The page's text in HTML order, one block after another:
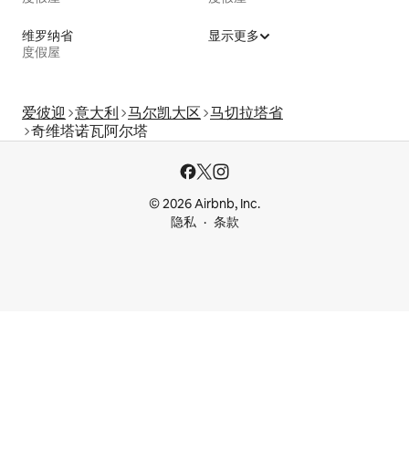
维罗纳省
度假屋
显示更多
爱彼迎 意大利 马尔凯大区 马切拉塔省
奇维塔诺瓦阿尔塔
© 2026 Airbnb, Inc.
隐私
条款